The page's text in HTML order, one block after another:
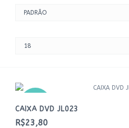
CAIXA DVD JL023
R$23,80